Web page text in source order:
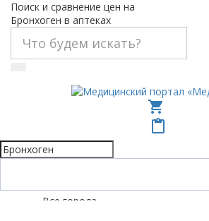
Поиск и сравнение цен на
Бронхоген в аптеках
shopping_cart
content_paste
Все города